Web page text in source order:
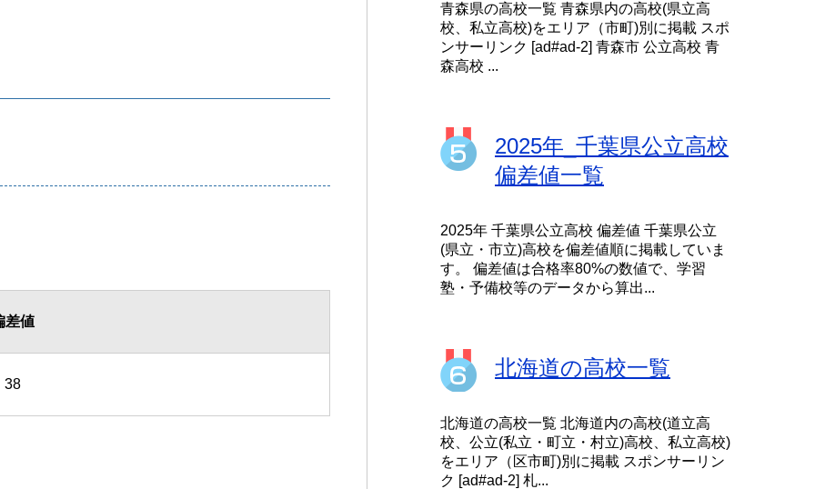
差値
38
青森県の高校一覧 青森県内の高校(県立高
校、私立高校)をエリア（市町)別に掲載 スポ
ンサーリンク [ad#ad-2] 青森市 公立高校 青
森高校 ...
2025年_千葉県公立高校
偏差値一覧
2025年 千葉県公立高校 偏差値 千葉県公立
(県立・市立)高校を偏差値順に掲載していま
す。 偏差値は合格率80%の数値で、学習
塾・予備校等のデータから算出...
北海道の高校一覧
北海道の高校一覧 北海道内の高校(道立高
校、公立(私立・町立・村立)高校、私立高校)
をエリア（区市町)別に掲載 スポンサーリン
ク [ad#ad-2] 札...